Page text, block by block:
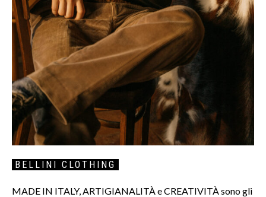
BELLINI CLOTHING
MADE IN ITALY, ARTIGIANALITÀ e CREATIVITÀ sono gli